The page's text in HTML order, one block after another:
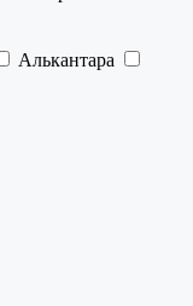
Алькантара